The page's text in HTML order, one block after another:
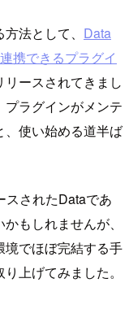
法として、 Data
携できるプラグイ
ースされてきまし
ラグインがメンテ
使い始める道半ば
スされたDataであ
もしれませんが、
境でほぼ完結する手
上げてみました。